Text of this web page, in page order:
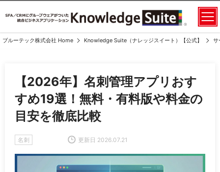
ブルーテック株式会社 Home Knowledge Suite（ナレッジスイート）【公式】 サ
【2026年】名刺管理アプリおす
すめ19選！無料・有料版や料金の
目安を徹底比較
更新日 2026.07.21
名刺